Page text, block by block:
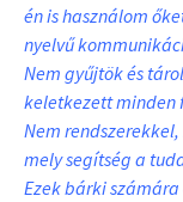
én is használom
nyelvű
Nem gyűjtök és
keletkezett minden
Nem
mely segítség a
Ezek bárki